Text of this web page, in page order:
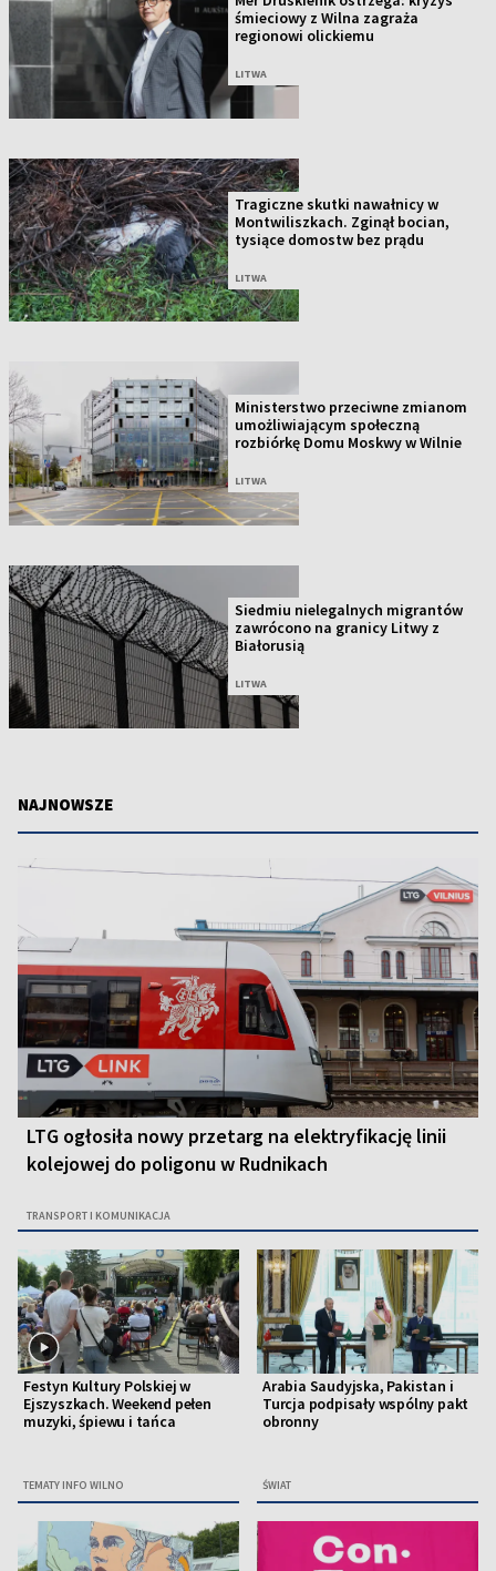
śmieciowy z Wilna zagraża
regionowi olickiemu
LITWA
Tragiczne skutki nawałnicy w
Montwiliszkach. Zginął bocian,
tysiące domostw bez prądu
LITWA
Ministerstwo przeciwne zmianom
umożliwiającym społeczną
rozbiórkę Domu Moskwy w Wilnie
LITWA
Siedmiu nielegalnych migrantów
zawrócono na granicy Litwy z
Białorusią
LITWA
NAJNOWSZE
LTG ogłosiła nowy przetarg na elektryfikację linii
kolejowej do poligonu w Rudnikach
TRANSPORT I KOMUNIKACJA
Festyn Kultury Polskiej w
Ejszyszkach. Weekend pełen
muzyki, śpiewu i tańca
TEMATY INFO WILNO
Arabia Saudyjska, Pakistan i
Turcja podpisały wspólny pakt
obronny
ŚWIAT